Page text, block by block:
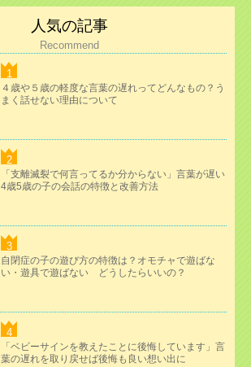
人気の記事
Recommend
４歳や５歳の軽度な言葉の遅れってどんなもの？う
まく話せない理由について
「支離滅裂で何言ってるか分からない」言葉が遅い
4歳5歳の子の会話の特徴と改善方法
自閉症の子の遊び方の特徴は？オモチャで遊ばな
い・遊具で遊ばない どうしたらいいの？
「ベビーサインを教えたことに後悔しています」言
葉の遅れを取り戻せば後悔も良い想い出に